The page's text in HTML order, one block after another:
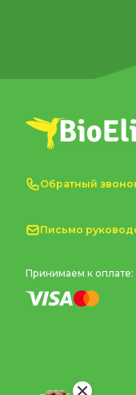
Обратный
Письмо
Принимаем к оплате: